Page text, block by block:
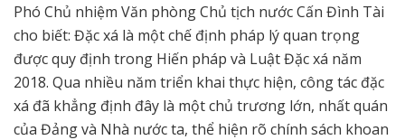
Phó Chủ nhiệm Văn phòng Chủ tịch nước Cấn Đình Tài
cho biết: Đặc xá là một chế định pháp lý quan trọng
được quy định trong Hiến pháp và Luật Đặc xá năm
2018. Qua nhiều năm triển khai thực hiện, công tác đặc
xá đã khẳng định đây là một chủ trương lớn, nhất quán
của Đảng và Nhà nước ta, thể hiện rõ chính sách khoan